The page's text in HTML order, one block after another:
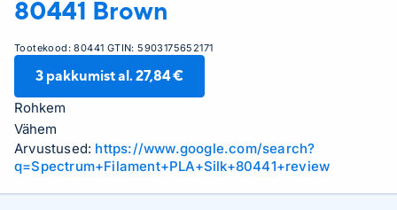
80441 Brown
Tootekood:80441 GTIN:5903175652171
3 pakkumist al. 27,84 €
Rohkem
Vähem
Arvustused: https://www.google.com/search?
q=Spectrum+Filament+PLA+Silk+80441+review